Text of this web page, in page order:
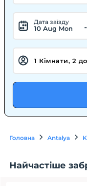
Дата заїзду
10 Aug Mon -
Головна Antalya
Найчастіше